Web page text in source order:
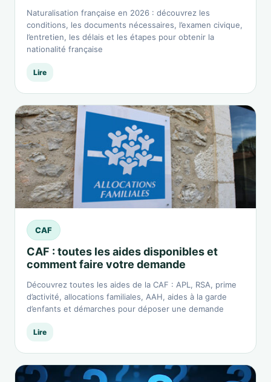
Naturalisation française en 2026 : découvrez les
conditions, les documents nécessaires, l’examen civique,
l’entretien, les délais et les étapes pour obtenir la
nationalité française
Lire
CAF
CAF : toutes les aides disponibles et
comment faire votre demande
Découvrez toutes les aides de la CAF : APL, RSA, prime
d’activité, allocations familiales, AAH, aides à la garde
d’enfants et démarches pour déposer une demande
Lire